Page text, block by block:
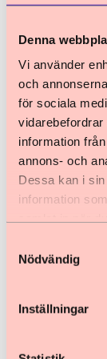
Denna
Vi använder
och
för sociala
vidarebefordrar
information
annons- och
Dessa kan i
information
Nödvändig
Inställningar
till ba
Inledning
rättigheter
rättigheter
den 1
24 april 2024
Förslag till
och
och ungas
om